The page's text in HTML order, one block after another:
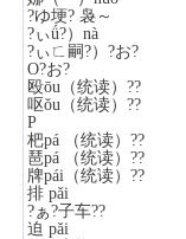
?ゆ埂? 袅～
?ぃǘ?）nà
?ぃㄈ嗣?）?お?
O?お?
殴ōu（统读）??
呕ǒu（统读）??
P
杷pá （统读）??
琶pá （统读）??
牌pái（统读）??
排 pǎi
?ぁ?子车??
迫 pǎi